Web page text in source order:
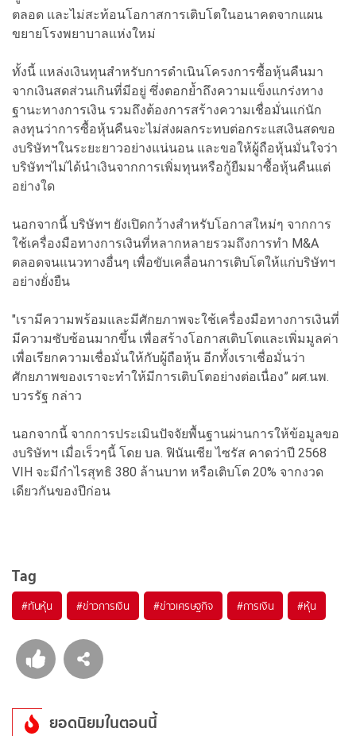
ตลอด และไม่สะท้อนโอกาสการเติบโตในอนาคตจากแผน
ขยายโรงพยาบาลแห่งใหม่
ทั้งนี้ แหล่งเงินทุนสำหรับการดำเนินโครงการซื้อหุ้นคืนมา
จากเงินสดส่วนเกินที่มีอยู่ ซึ่งตอกย้ำถึงความแข็งแกร่งทาง
ฐานะทางการเงิน รวมถึงต้องการสร้างความเชื่อมั่นแก่นัก
ลงทุนว่าการซื้อหุ้นคืนจะไม่ส่งผลกระทบต่อกระแสเงินสดขอ
งบริษัทฯในระยะยาวอย่างแน่นอน และขอให้ผู้ถือหุ้นมั่นใจว่า
บริษัทฯไม่ได้นำเงินจากการเพิ่มทุนหรือกู้ยืมมาซื้อหุ้นคืนแต่
อย่างใด
นอกจากนี้ บริษัทฯ ยังเปิดกว้างสำหรับโอกาสใหม่ๆ จากการ
ใช้เครื่องมือทางการเงินที่หลากหลายรวมถึงการทำ M&A
ตลอดจนแนวทางอื่นๆ เพื่อขับเคลื่อนการเติบโตให้แก่บริษัทฯ
อย่างยั่งยืน
"เรามีความพร้อมและมีศักยภาพจะใช้เครื่องมือทางการเงินที่
มีความซับซ้อนมากขึ้น เพื่อสร้างโอกาสเติบโตและเพิ่มมูลค่า
เพื่อเรียกความเชื่อมั่นให้กับผู้ถือหุ้น อีกทั้งเราเชื่อมั่นว่า
ศักยภาพของเราจะทำให้มีการเติบโตอย่างต่อเนื่อง” ผศ.นพ.
บวรรัฐ กล่าว
นอกจากนี้ จากการประเมินปัจจัยพื้นฐานผ่านการให้ข้อมูลขอ
งบริษัทฯ เมื่อเร็วๆนี้ โดย บล. ฟินันเซีย ไซรัส คาดว่าปี 2568
VIH จะมีกำไรสุทธิ 380 ล้านบาท หรือเติบโต 20% จากงวด
เดียวกันของปีก่อน
Tag
#ทันหุ้น #ข่าวการเงิน #ข่าวเศรษฐกิจ #การเงิน #หุ้น
ยอดนิยมในตอนนี้